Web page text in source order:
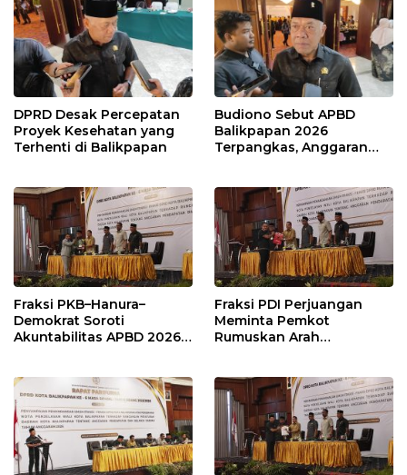
DPRD Desak Percepatan
Proyek Kesehatan yang
Terhenti di Balikpapan
Budiono Sebut APBD
Balikpapan 2026
Terpangkas, Anggaran
Fraksi PKB–Hanura–
Demokrat Soroti
Akuntabilitas APBD 2026
Modal
Fraksi PDI Perjuangan
Meminta Pemkot
Rumuskan Arah
Penyangga IKN